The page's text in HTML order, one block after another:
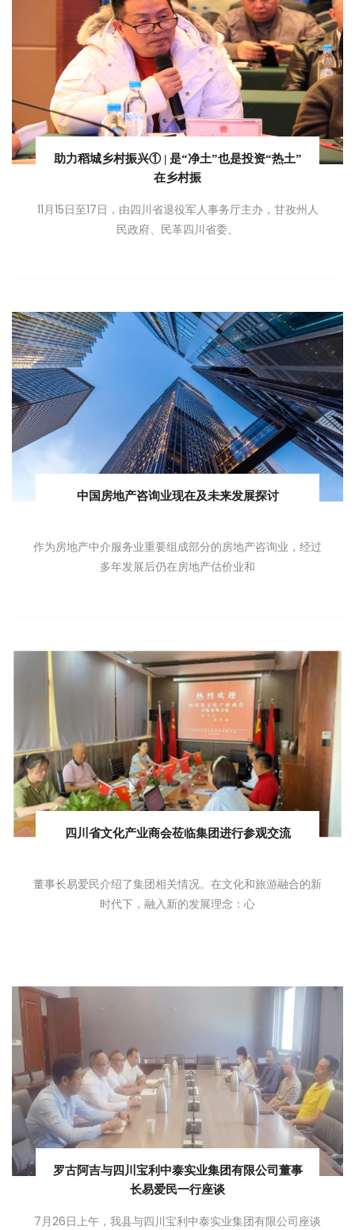
助力稻城乡村振兴① | 是“净土”也是投资“热土”
在乡村振
11月15日至17日，由四川省退役军人事务厅主办，甘孜州人
民政府、民革四川省委、
中国房地产咨询业现在及未来发展探讨
作为房地产中介服务业重要组成部分的房地产咨询业，经过
多年发展后仍在房地产估价业和
四川省文化产业商会莅临集团进行参观交流
董事长易爱民介绍了集团相关情况。在文化和旅游融合的新
时代下，融入新的发展理念：心
罗古阿吉与四川宝利中泰实业集团有限公司董事
长易爱民一行座谈
7月26日上午，我县与四川宝利中泰实业集团有限公司座谈